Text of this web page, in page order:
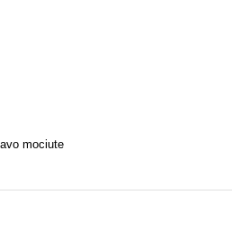
mociute